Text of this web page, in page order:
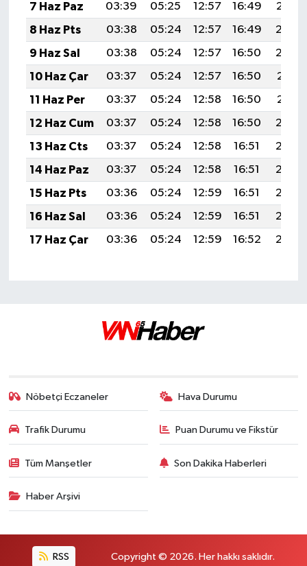
7 Haz Paz
03:39 05:25 12:57 16:49
20:19
8 Haz Pts
03:38 05:24 12:57 16:49
20:20
9 Haz Sal
03:38 05:24 12:57 16:50
20:20
10 Haz Çar
03:37 05:24 12:57 16:50
20:21
11 Haz Per
03:37 05:24 12:58 16:50
20:21
12 Haz Cum
03:37 05:24 12:58 16:50
20:22
13 Haz Cts
03:37 05:24 12:58 16:51
20:22
14 Haz Paz
03:37 05:24 12:58 16:51
20:23
15 Haz Pts
03:36 05:24 12:59 16:51
20:23
16 Haz Sal
03:36 05:24 12:59 16:51
20:23
17 Haz Çar
03:36 05:24 12:59 16:52 20:24
Nöbetçi Eczaneler Hava Durumu
Trafik Durumu Puan Durumu ve Fikstür
Tüm Manşetler Son Dakika Haberleri
Haber Arşivi
RSS Copyright © 2026. Her hakkı saklıdır.